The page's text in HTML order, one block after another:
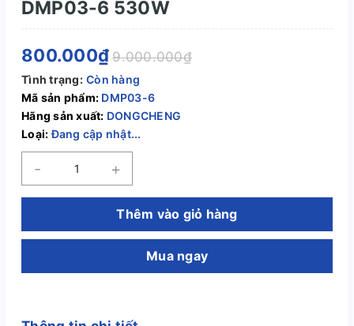
DMP03-6 530W
800.000₫ 9.000.000₫
Tình trạng: Còn hàng
Mã sản phẩm: DMP03-6
Hãng sản xuất: DONGCHENG
Loại:Đang cập nhật...
- +
Thêm vào giỏ hàng
Mua ngay